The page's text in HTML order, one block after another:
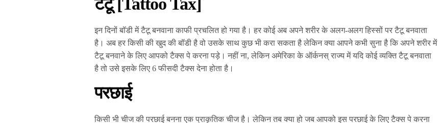
इन दिनों बॉडी में टैटू बनवाना काफी प्रचलित हो गया है। हर कोई अब अपने शरीर के अलग-अलग हिस्सों पर टैटू बनवाता
है। अब हर किसी की खुद की बॉडी है वो उसके साथ कुछ भी करा सकता है लेकिन क्या आपने कभी सुना है कि अपने शरीर में
टैटू बनवाने के लिए आपको टैक्स पे करना पड़े। नहीं ना, लेकिन अमेरिका के ऑर्कनस् राज्य में यदि कोई व्यक्ति टैटू बनवाता
है तो उसे इसके लिए 6 फीसदी टैक्स देना होता है।
परछाई
किसी भी चीज की परछाई बनना एक प्राकृतिक चीज है। लेकिन तब क्या हो जब आपको इस परछाई के लिए टैक्स पे करना